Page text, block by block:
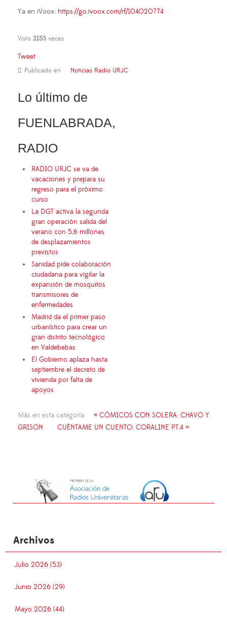
Ya en iVoox: https://go.ivoox.com/rf/104020774
Visto 2153 veces
Tweet
Publicado en Noticias Radio URJC
Lo último de
FUENLABRADA,
RADIO
RADIO URJC se va de
vacaciones y prepara su
regreso para el próximo
curso
La DGT activa la segunda
gran operación salida del
verano con 5,6 millones
de desplazamientos
previstos
Sanidad pide colaboración
ciudadana para vigilar la
expansión de mosquitos
transmisores de
enfermedades
Madrid da el primer paso
urbanístico para crear un
gran distrito tecnológico
en Valdebebas
El Gobierno aplaza hasta
septiembre el decreto de
vivienda por falta de
apoyos
Más en esta categoría:
« CÓMICOS CON SOLERA: CHAVO Y
GRISON
CUÉNTAME UN CUENTO: CORALINE PT.4 »
Archivos
Julio 2026 (53)
Junio 2026 (29)
Mayo 2026 (44)